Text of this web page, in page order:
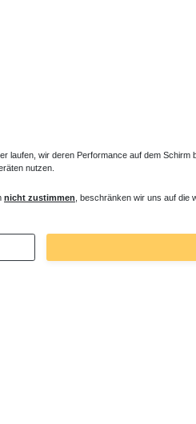
Verlängerter Entlüfter für
43,00 € *
wir deren Performance auf dem
nutzen.
nicht zustimmen , beschränken wir uns auf